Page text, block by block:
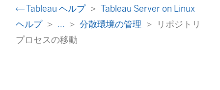
Tableau ヘルプ
Tableau Server on Linux
ヘルプ
... 分散環境の管理
リポジトリ
プロセスの移動